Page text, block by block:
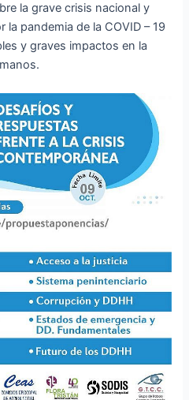
la grave crisis nacional y
pandemia de la COVID – 19
y graves impactos en la